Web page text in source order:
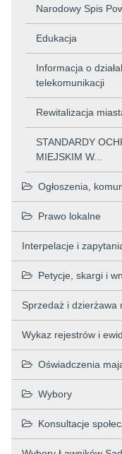
Narodowy Spis
Edukacja
Informacja o
telekomunikacji
Rewitalizacja
STANDARDY
MIEJSKIM W...
Ogłoszenia,
Prawo lokalne
Interpelacje i
Petycje, skargi i
Sprzedaż i dzierżawa
Wykaz rejestrów i
Oświadczenia
Wybory
Konsultacje